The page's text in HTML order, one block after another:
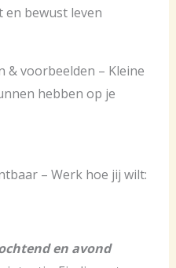
en bewust leven
& voorbeelden – Kleine
hebben op je
– Werk hoe jij wilt:
en avond